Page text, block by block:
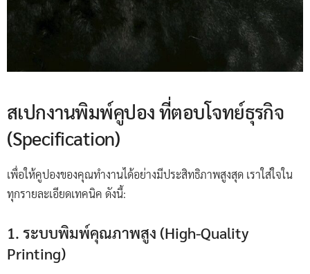
สเปกงานพิมพ์คูปอง ที่ตอบโจทย์ธุรกิจ
(Specification)
เพื่อให้คูปองของคุณทำงานได้อย่างมีประสิทธิภาพสูงสุด เราใส่ใจใน
ทุกรายละเอียดเทคนิค ดังนี้:
1. ระบบพิมพ์คุณภาพสูง (High-Quality
Printing)